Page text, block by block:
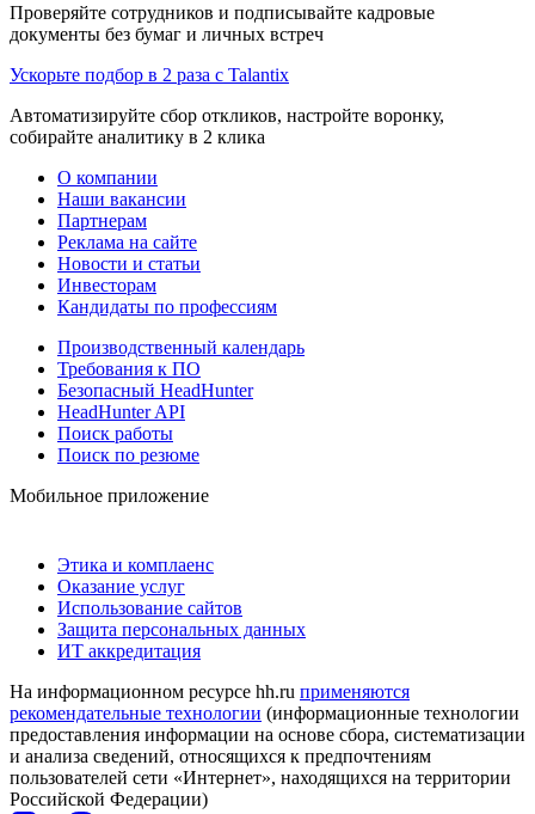
Проверяйте сотрудников и подписывайте кадровые
документы без бумаг и личных встреч
Ускорьте подбор в 2 раза с Talantix
Автоматизируйте сбор откликов, настройте воронку,
собирайте аналитику в 2 клика
О компании
Наши вакансии
Партнерам
Реклама на сайте
Новости и статьи
Инвесторам
Кандидаты по профессиям
Производственный календарь
Требования к ПО
Безопасный HeadHunter
HeadHunter API
Поиск работы
Поиск по резюме
Мобильное приложение
Этика и комплаенс
Оказание услуг
Использование сайтов
Защита персональных данных
ИТ аккредитация
На информационном ресурсе hh.ru применяются
рекомендательные технологии (информационные технологии
предоставления информации на основе сбора, систематизации
и анализа сведений, относящихся к предпочтениям
пользователей сети «Интернет», находящихся на территории
Российской Федерации)